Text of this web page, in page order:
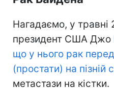
Нагадаємо, у травні
президент США Джо
що у нього рак
(простати) на пізній
метастази на кістки.